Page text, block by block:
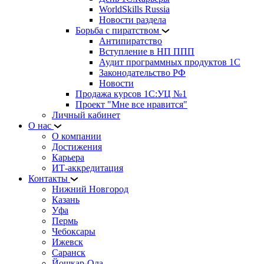
WorldSkills Russia
Новости раздела
Борьба с пиратством
Антипиратство
Вступление в НП ППП
Аудит программных продуктов 1С
Законодательство РФ
Новости
Продажа курсов 1С:УЦ №1
Проект "Мне все нравится"
Личный кабинет
О нас
О компании
Достижения
Карьера
ИТ-аккредитация
Контакты
Нижний Новгород
Казань
Уфа
Пермь
Чебоксары
Ижевск
Саранск